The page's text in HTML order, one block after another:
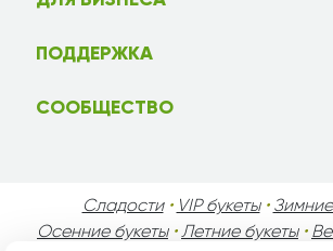
ПОДДЕРЖКА
СООБЩЕСТВО
Сладости• VIP букеты•
Осенние букеты•Летние букеты•